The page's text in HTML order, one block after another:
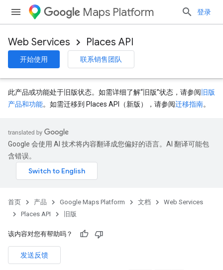
Maps Platform 登录
Web Services Places API
开始使用 联系销售团队
此产品或功能处于旧版状态。如需详细了解“旧版”状态，请参阅 旧版
产品和功能。如需迁移到 Places API（新版），请参阅迁移指南。
Google 会使用 AI 技术将内容翻译成您偏好的语言。AI 翻译可能包
含错误。
首页 产品 Google Maps Platform 文档
Web Services
Places API
旧版
该内容对您有帮助吗？
发送反馈